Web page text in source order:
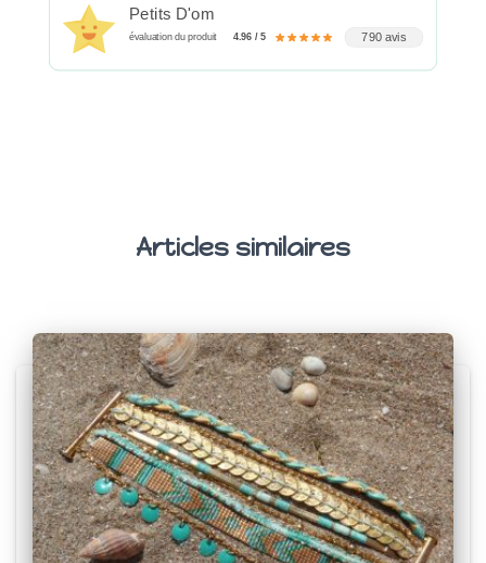
Petits D'om
évaluation du produit 4.96 / 5 790 avis
Articles similaires